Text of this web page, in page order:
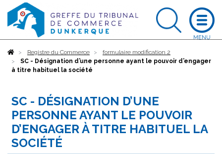
AccueilRegistre du Commerce
formulaire modification 2
SC - Désignation d’une personne ayant le pouvoir d’engager
à titre habituel la société
SC - DÉSIGNATION D’UNE
PERSONNE AYANT LE POUVOIR
D’ENGAGER À TITRE HABITUEL LA
SOCIÉTÉ